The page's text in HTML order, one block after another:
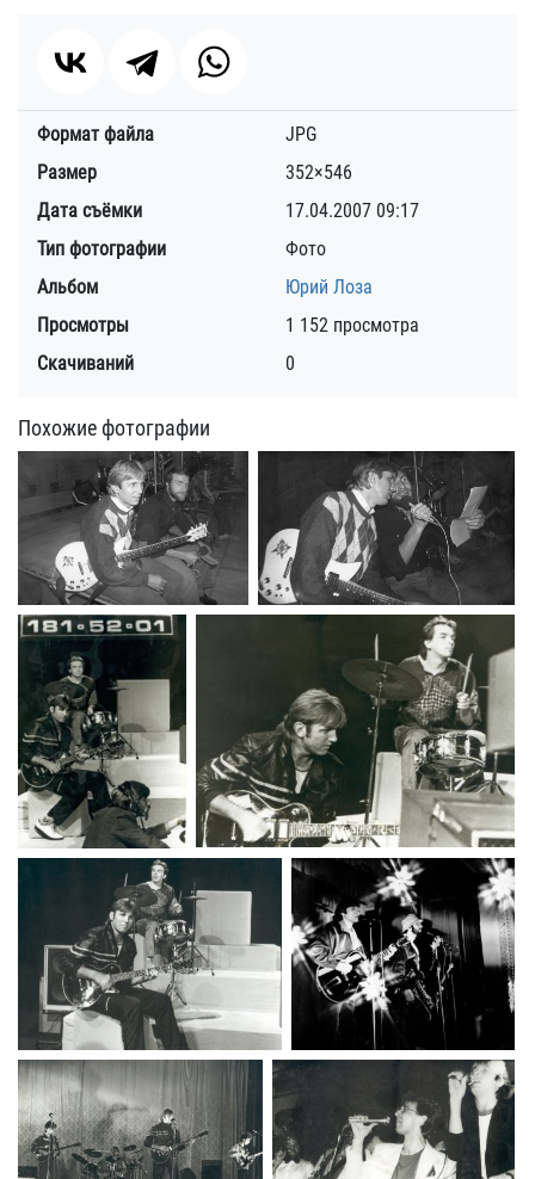
Формат файла
JPG
Размер
352×546
Дата съёмки
17.04.2007 09:17
Тип фотографии
Фото
Альбом
Юрий Лоза
Просмотры
1 152 просмотра
Скачиваний
0
Похожие фотографии